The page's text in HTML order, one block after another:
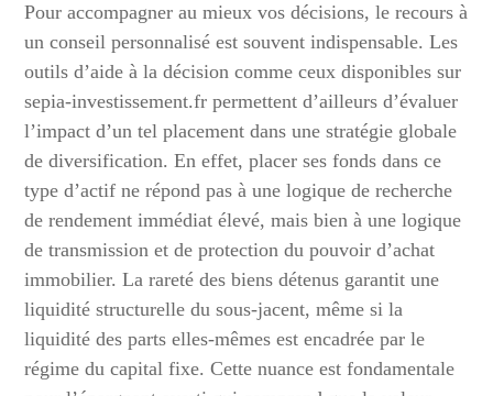
Pour accompagner au mieux vos décisions, le recours à
un conseil personnalisé est souvent indispensable. Les
outils d’aide à la décision comme ceux disponibles sur
sepia-investissement.fr permettent d’ailleurs d’évaluer
l’impact d’un tel placement dans une stratégie globale
de diversification. En effet, placer ses fonds dans ce
type d’actif ne répond pas à une logique de recherche
de rendement immédiat élevé, mais bien à une logique
de transmission et de protection du pouvoir d’achat
immobilier. La rareté des biens détenus garantit une
liquidité structurelle du sous-jacent, même si la
liquidité des parts elles-mêmes est encadrée par le
régime du capital fixe. Cette nuance est fondamentale